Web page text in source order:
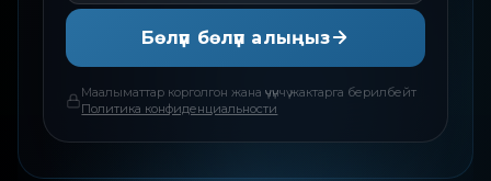
Бөлүп бөлүп алыңыз
Маалыматтар корголгон жана үчүнчү жактарга берилбейт
Политика конфиденциальности